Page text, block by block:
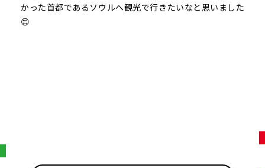
かった首都であるソウルへ観光で行きたいなと思いました
😊